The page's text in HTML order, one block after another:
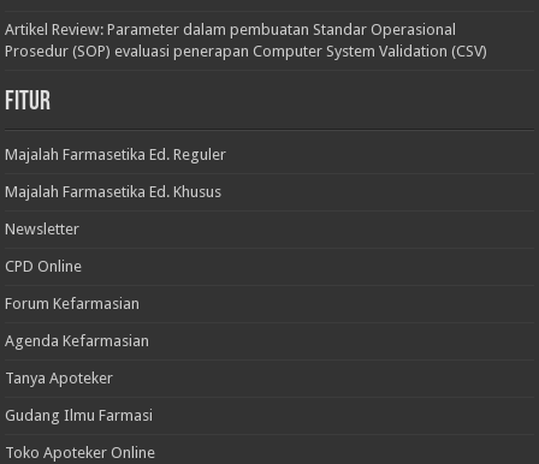
Artikel Review: Parameter dalam pembuatan Standar Operasional
Prosedur (SOP) evaluasi penerapan Computer System Validation (CSV)
Fitur
Majalah Farmasetika Ed. Reguler
Majalah Farmasetika Ed. Khusus
Newsletter
CPD Online
Forum Kefarmasian
Agenda Kefarmasian
Tanya Apoteker
Gudang Ilmu Farmasi
Toko Apoteker Online